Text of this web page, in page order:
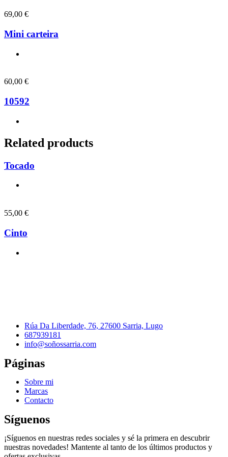
69,00 €
Mini carteira
60,00 €
10592
Related products
Tocado
55,00 €
Cinto
Rúa Da Liberdade, 76, 27600 Sarria, Lugo
687939181
info@soñossarria.com
Páginas
Sobre mi
Marcas
Contacto
Síguenos
¡Síguenos en nuestras redes sociales y sé la primera en descubrir
nuestras novedades! Mantente al tanto de los últimos productos y